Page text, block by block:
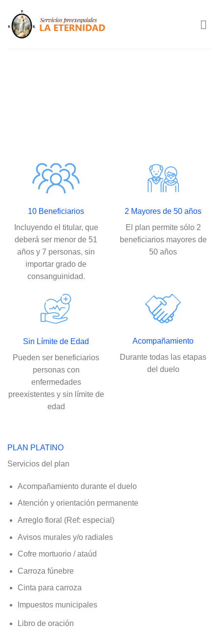
contenido
10 Beneficiarios
Incluyendo el titular, que
deberá ser menor de 51
años y 7 personas, sin
importar grado de
consanguinidad.
2 Mayores de 50 años
El plan permite sólo 2
beneficiarios mayores de
50 años
Sin Límite de Edad
Pueden ser beneficiarios
personas con
enfermedades
preexistentes y sin límite de
edad
Acompañamiento
Durante todas las etapas
del duelo
PLAN PLATINO
Servicios del plan
Acompañamiento durante el duelo
Atención y orientación permanente
Arreglo floral (Ref: especial)
Avisos murales y/o radiales
Cofre mortuorio / ataúd
Carroza fúnebre
Cinta para carroza
Impuestos municipales
Libro de oración